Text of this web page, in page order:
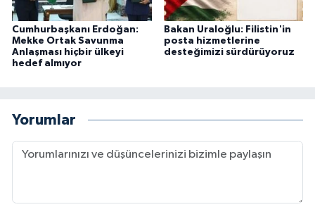
Cumhurbaşkanı Erdoğan:
Mekke Ortak Savunma
Anlaşması hiçbir ülkeyi
hedef almıyor
Bakan Uraloğlu: Filistin'in
posta hizmetlerine
desteğimizi sürdürüyoruz
Yorumlar